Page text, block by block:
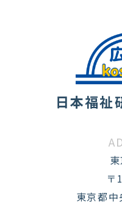
日本福祉
〒
東京都